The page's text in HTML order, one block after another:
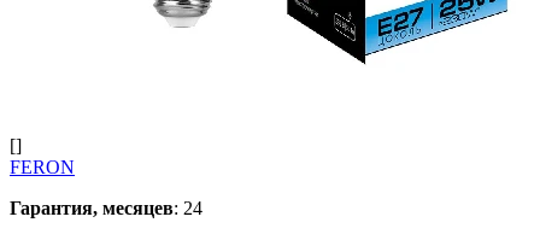
[]
FERON
Гарантия, месяцев: 24